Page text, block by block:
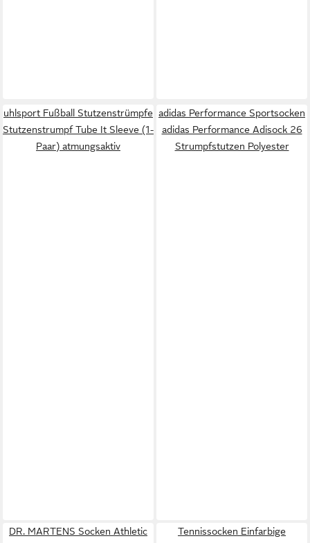
uhlsport Fußball Stutzenstrümpfe
Stutzenstrumpf Tube It Sleeve (1-
Paar) atmungsaktiv
adidas Performance Sportsocken
adidas Performance Adisock 26
Strumpfstutzen Polyester
DR. MARTENS Socken Athletic
Tennissocken Einfarbige